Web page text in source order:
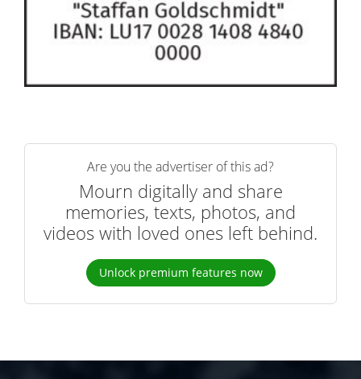
Are you the advertiser of this ad?
Mourn digitally and share
memories, texts, photos, and
videos with loved ones left behind.
Unlock premium features now